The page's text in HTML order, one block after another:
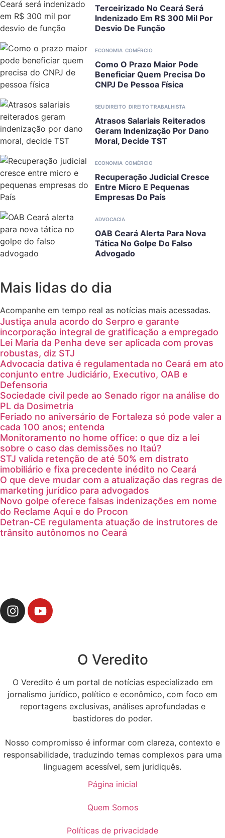
Terceirizado No Ceará Será
Indenizado Em R$ 300 Mil Por
Desvio De Função
ECONOMIA COMÉRCIO
Como O Prazo Maior Pode
Beneficiar Quem Precisa Do
CNPJ De Pessoa Física
SEU DIREITO DIREITO TRABALHISTA
Atrasos Salariais Reiterados
Geram Indenização Por Dano
Moral, Decide TST
ECONOMIA COMÉRCIO
Recuperação Judicial Cresce
Entre Micro E Pequenas
Empresas Do País
ADVOCACIA
OAB Ceará Alerta Para Nova
Tática No Golpe Do Falso
Advogado
Mais lidas do dia
Acompanhe em tempo real as notícias mais acessadas.
Justiça anula acordo do Serpro e garante
incorporação integral de gratificação a empregado
Lei Maria da Penha deve ser aplicada com provas
robustas, diz STJ
Advocacia dativa é regulamentada no Ceará em ato
conjunto entre Judiciário, Executivo, OAB e
Defensoria
Sociedade civil pede ao Senado rigor na análise do
PL da Dosimetria
Feriado no aniversário de Fortaleza só pode valer a
cada 100 anos; entenda
Monitoramento no home office: o que diz a lei
sobre o caso das demissões no Itaú?
STJ valida retenção de até 50% em distrato
imobiliário e fixa precedente inédito no Ceará
O que deve mudar com a atualização das regras de
marketing jurídico para advogados
Novo golpe oferece falsas indenizações em nome
do Reclame Aqui e do Procon
Detran-CE regulamenta atuação de instrutores de
trânsito autônomos no Ceará
O Veredito
O Veredito é um portal de notícias especializado em
jornalismo jurídico, político e econômico, com foco em
reportagens exclusivas, análises aprofundadas e
bastidores do poder.
Nosso compromisso é informar com clareza, contexto e
responsabilidade, traduzindo temas complexos para uma
linguagem acessível, sem juridiquês.
Página inicial
Quem Somos
Políticas de privacidade